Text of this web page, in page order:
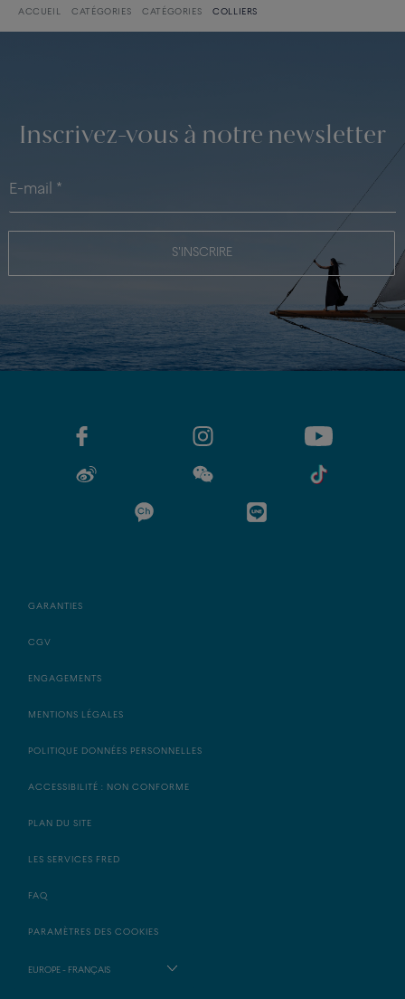
ACCUEIL CATÉGORIES CATÉGORIES COLLIERS
Inscrivez-vous à notre newsletter
S'INSCRIRE
GARANTIES
CGV
ENGAGEMENTS
MENTIONS LÉGALES
POLITIQUE DONNÉES PERSONNELLES
ACCESSIBILITÉ : NON CONFORME
PLAN DU SITE
LES SERVICES FRED
FAQ
PARAMÈTRES DES COOKIES
EUROPE - FRANÇAIS